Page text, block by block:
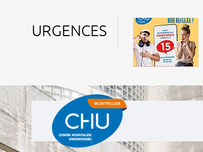
URGENCES